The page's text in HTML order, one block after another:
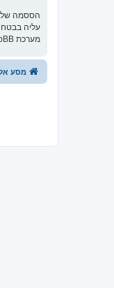
הססמה
מערכת phpBB. תהליך זה יבקש ממך להזין את שם המשתמש שלך והדואר האלקטרוני שלך, לאחר מכן מערכת phpBB תיצור ססמה חדשה כדי להשיב את חשבונך.
מסע